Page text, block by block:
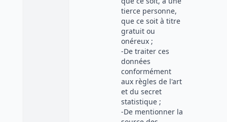
tierce personne,
que ce soit à titre
gratuit ou
onéreux ;
-De traiter ces
données
conformément
aux règles de l'art
et du secret
statistique ;
-De mentionner la